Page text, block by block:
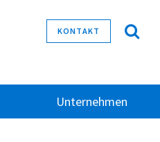
KONTAKT
Unternehmen